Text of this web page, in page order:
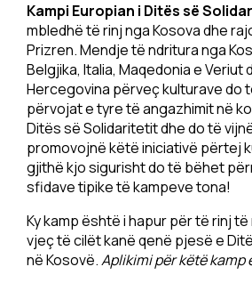
Kampi Europian i Ditës së
mbledhë të rinj nga Kosova dhe
Prizren. Mendje të ndritura nga
Belgjika, Italia, Maqedonia e Veriut
Hercegovina përveç kulturave do
përvojat e tyre të angazhimit në
Ditës së Solidaritetit dhe do të
promovojnë këtë iniciativë përtej
gjithë kjo sigurisht do të bëhet
sfidave tipike të kampeve tona!
Ky kamp është i hapur për të rinj
vjeç të cilët kanë qenë pjesë e
në Kosovë.Aplikimi për këtë kamp